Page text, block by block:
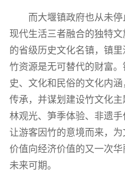
而大堰镇政府也从未
现代生活三者融合的独特
的省级历史文化名镇，镇
竹资源是无可替代的财富
史、文化和民俗的文化内
传承，并谋划建设竹文化
林观光、笋季体验、非遗手
让游客因竹的意境而来，
价值向经济价值的又一次华
未来可期。